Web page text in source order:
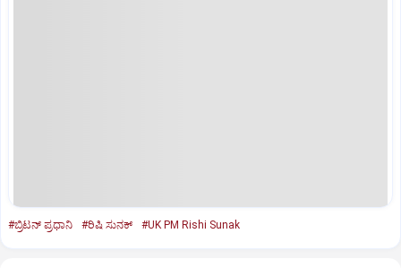
#ಬ್ರಿಟನ್‌ ಪ್ರಧಾನಿ #ರಿಷಿ ಸುನಕ್‌ #UK PM Rishi Sunak